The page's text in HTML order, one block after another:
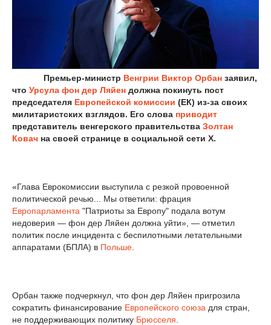
Премьер-министр Венгрии Виктор Орбан заявил,
что Урсула фон дер Ляйен должна покинуть пост
председателя Европейской комиссии (ЕК) из-за своих
милитаристских взглядов. Его слова приводит
представитель венгерского правительства Золтан
Ковач на своей странице в социальной сети X.
«Глава Еврокомиссии выступила с резкой провоенной
политической речью... Мы ответили: фрация
Европарламента "Патриоты за Европу" подала вотум
недоверия — фон дер Ляйен должна уйти», — отметил
политик после инцидента с беспилотными летательными
аппаратами (БПЛА) в Польше
Орбан также подчеркнул, что фон дер Ляйен пригрозила
сократить финансирование Европейского союза для стран,
не поддерживающих политику Брюсселя